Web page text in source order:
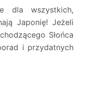
dla wszystkich,
Japonię! Jeżeli
Słońca
i przydatnych